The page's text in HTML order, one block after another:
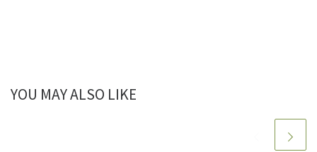
YOU MAY ALSO LIKE